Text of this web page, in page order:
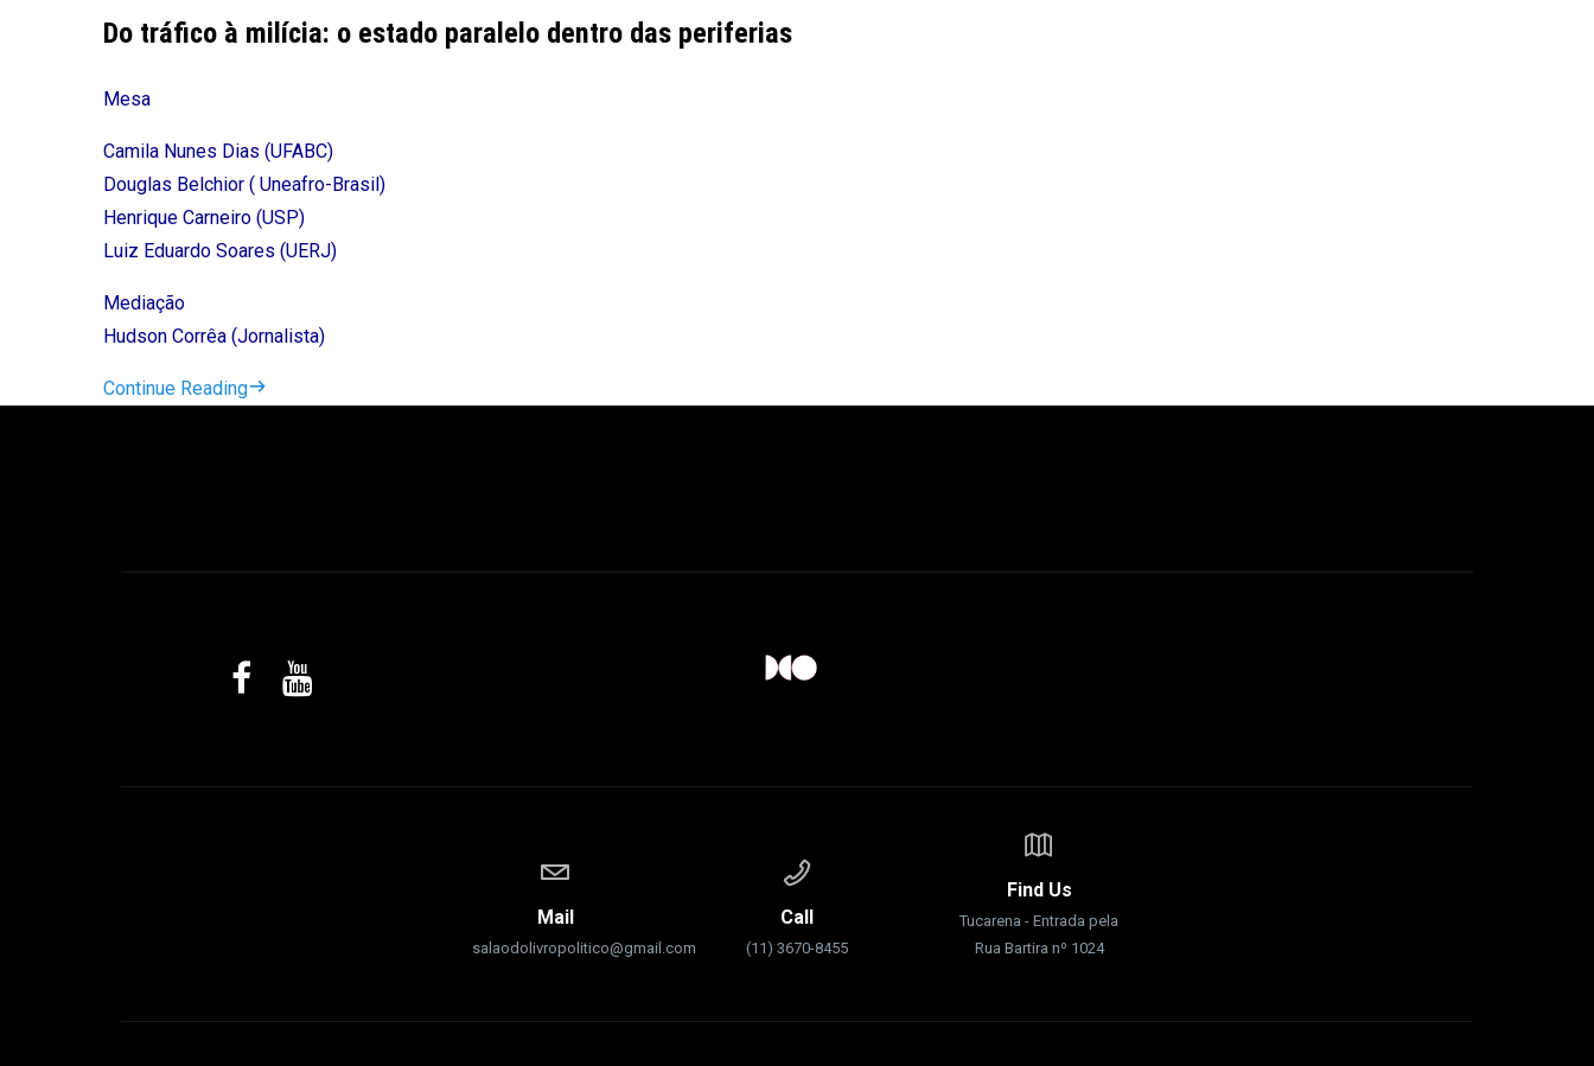
Do tráfico à milícia: o estado paralelo dentro das periferias
Mesa
Camila Nunes Dias (UFABC)
Douglas Belchior ( Uneafro-Brasil)
Henrique Carneiro (USP)
Luiz Eduardo Soares (UERJ)
Mediação
Hudson Corrêa (Jornalista)
Continue Reading
Mail
salaodolivropolitico@gmail.com
Call
(11) 3670-8455
Find Us
Tucarena - Entrada pela
Rua Bartira nº 1024